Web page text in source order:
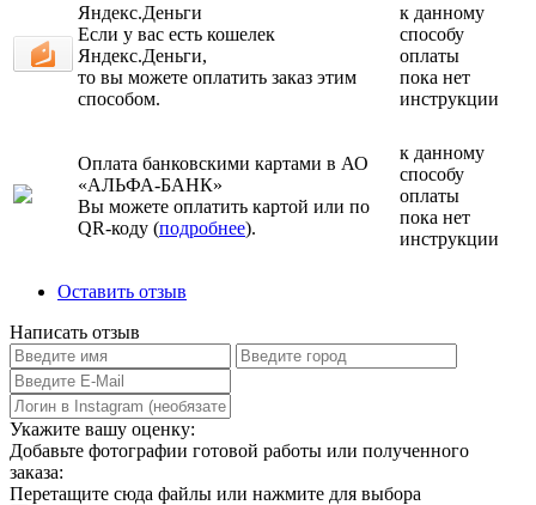
Яндекс.Деньги
Если у вас есть кошелек
Яндекс.Деньги,
то вы можете оплатить заказ этим
способом.
к данному
способу
оплаты
пока нет
инструкции
Оплата банковскими картами в АО
«АЛЬФА-БАНК»
Вы можете оплатить картой или по
QR-коду (подробнее).
к данному
способу
оплаты
пока нет
инструкции
Оставить отзыв
Написать отзыв
Укажите вашу оценку:
Добавьте фотографии готовой работы или полученного
заказа:
Перетащите сюда файлы или нажмите для выбора